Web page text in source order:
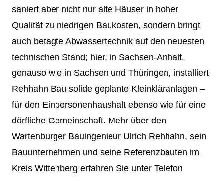
saniert aber nicht nur alte Häuser in hoher
Qualität zu niedrigen Baukosten, sondern bringt
auch betagte Abwassertechnik auf den neuesten
technischen Stand; hier, in Sachsen-Anhalt,
genauso wie in Sachsen und Thüringen, installiert
Rehhahn Bau solide geplante Kleinkläranlagen –
für den Einpersonenhaushalt ebenso wie für eine
dörfliche Gemeinschaft. Mehr über den
Wartenburger Bauingenieur Ulrich Rehhahn, sein
Bauunternehmen und seine Referenzbauten im
Kreis Wittenberg erfahren Sie unter Telefon